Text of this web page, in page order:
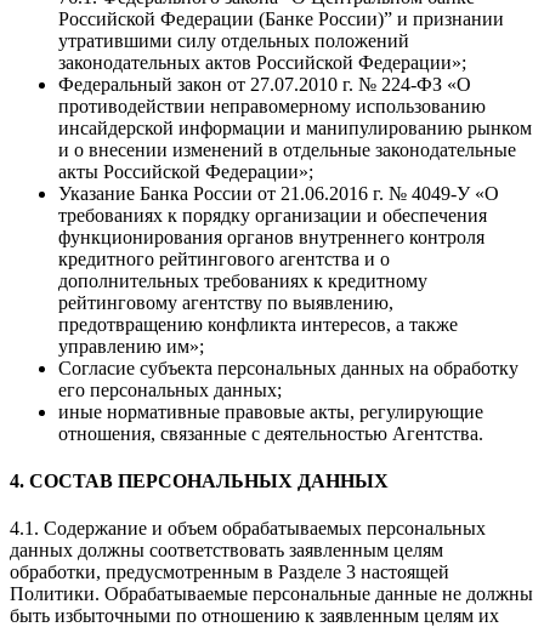
Российской Федерации (Банке России)” и признании
утратившими силу отдельных положений
законодательных актов Российской Федерации»;
Федеральный закон от 27.07.2010 г. № 224-ФЗ «О
противодействии неправомерному использованию
инсайдерской информации и манипулированию рынком
и о внесении изменений в отдельные законодательные
акты Российской Федерации»;
Указание Банка России от 21.06.2016 г. № 4049-У «О
требованиях к порядку организации и обеспечения
функционирования органов внутреннего контроля
кредитного рейтингового агентства и о
дополнительных требованиях к кредитному
рейтинговому агентству по выявлению,
предотвращению конфликта интересов, а также
управлению им»;
Согласие субъекта персональных данных на обработку
его персональных данных;
иные нормативные правовые акты, регулирующие
отношения, связанные с деятельностью Агентства.
4. СОСТАВ ПЕРСОНАЛЬНЫХ ДАННЫХ
4.1. Содержание и объем обрабатываемых персональных
данных должны соответствовать заявленным целям
обработки, предусмотренным в Разделе 3 настоящей
Политики. Обрабатываемые персональные данные не должны
быть избыточными по отношению к заявленным целям их